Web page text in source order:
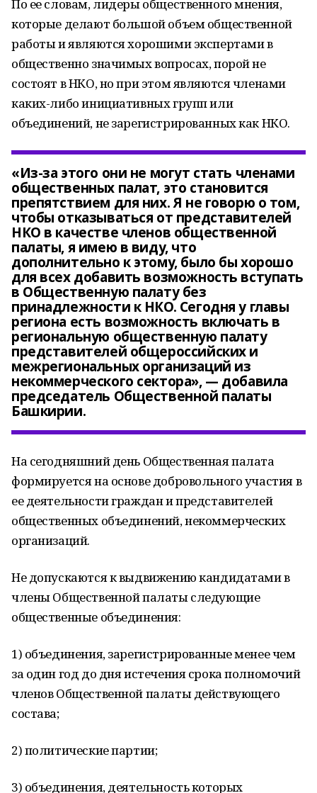
По ее словам, лидеры общественного мнения,
которые делают большой объем общественной
работы и являются хорошими экспертами в
общественно значимых вопросах, порой не
состоят в НКО, но при этом являются членами
каких-либо инициативных групп или
объединений, не зарегистрированных как НКО.
«Из-за этого они не могут стать членами
общественных палат, это становится
препятствием для них. Я не говорю о том,
чтобы отказываться от представителей
НКО в качестве членов общественной
палаты, я имею в виду, что
дополнительно к этому, было бы хорошо
для всех добавить возможность вступать
в Общественную палату без
принадлежности к НКО. Сегодня у главы
региона есть возможность включать в
региональную общественную палату
представителей общероссийских и
межрегиональных организаций из
некоммерческого сектора», — добавила
председатель Общественной палаты
Башкирии.
На сегодняшний день Общественная палата
формируется на основе добровольного участия в
ее деятельности граждан и представителей
общественных объединений, некоммерческих
организаций.
Не допускаются к выдвижению кандидатами в
члены Общественной палаты следующие
общественные объединения:
1) объединения, зарегистрированные менее чем
за один год до дня истечения срока полномочий
членов Общественной палаты действующего
состава;
2) политические партии;
3) объединения, деятельность которых